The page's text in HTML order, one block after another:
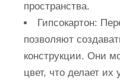
пространства.
Гипсокартон:
позволяют
конструкции. Они
цвет, что делает